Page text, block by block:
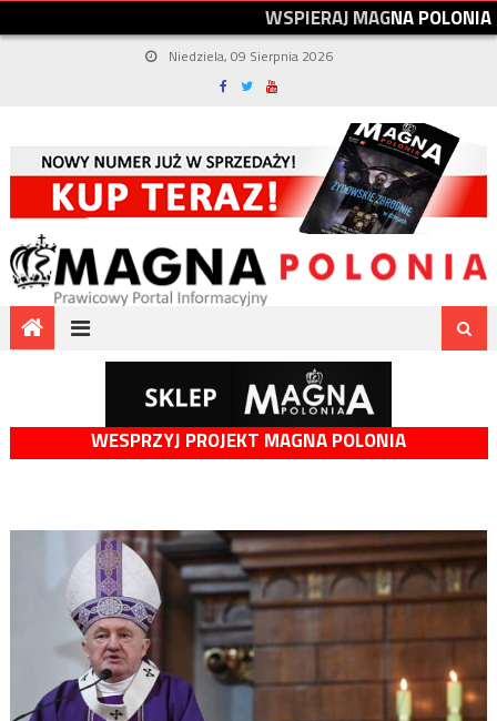
WSPIERAJMAGNAPOLONIA
Niedziela, 09 Sierpnia 2026
WESPRZYJ PROJEKT MAGNA POLONIA